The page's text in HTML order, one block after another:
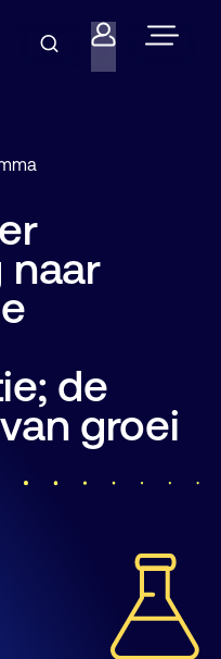
naar
de
groei